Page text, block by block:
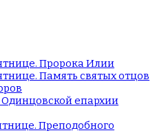
Пророка Илии
Память святых отцов
епархии
Преподобного